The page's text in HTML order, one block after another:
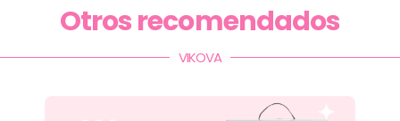
Otros recomendados
VIKOVA